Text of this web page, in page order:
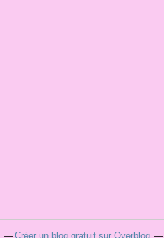
Créer un blog gratuit sur Overblog